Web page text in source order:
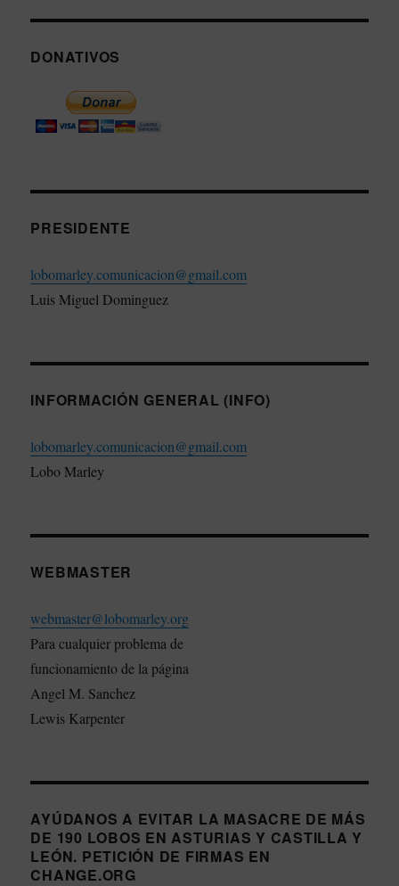
DONATIVOS
PRESIDENTE
lobomarley.comunicacion@gmail.com
Luis Miguel Dominguez
INFORMACIÓN GENERAL (INFO)
lobomarley.comunicacion@gmail.com
Lobo Marley
WEBMASTER
webmaster@lobomarley.org
Para cualquier problema de
funcionamiento de la página
Angel M. Sanchez
Lewis Karpenter
AYÚDANOS A EVITAR LA MASACRE DE MÁS
DE 190 LOBOS EN ASTURIAS Y CASTILLA Y
LEÓN. PETICIÓN DE FIRMAS EN
CHANGE.ORG